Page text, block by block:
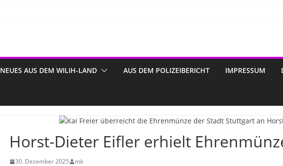
NEUES AUS DEM WILIH-LAND AUS DEM POLIZEIBERICHT IMPRESSUM
Horst-Dieter Eifler erhielt
30. Dezember 2025 mk